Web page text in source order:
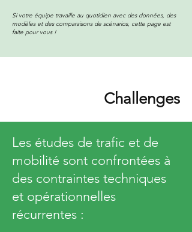
Si votre équipe travaille au quotidien avec des données, des
modèles et des comparaisons de scénarios, cette page est
faite pour vous !
Challenges
Les études de trafic et de
mobilité sont confrontées à
des contraintes techniques
et opérationnelles
récurrentes :